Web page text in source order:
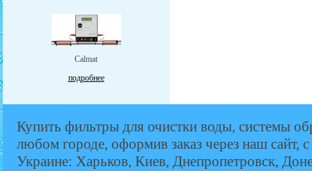
Calmat
подробнее
Купить фильтры для очистки воды, системы
любом городе, оформив заказ через наш сайт,
Украине: Харьков, Киев, Днепропетровск,